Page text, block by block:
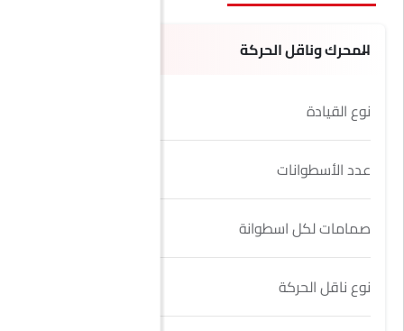
المحرك وناقل الحركة
نوع القيادة
عدد الأسطوانات
صمامات لكل اسطوانة
نوع ناقل الحركة